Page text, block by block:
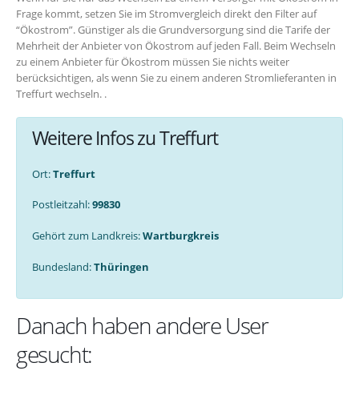
Frage kommt, setzen Sie im Stromvergleich direkt den Filter auf
“Ökostrom”. Günstiger als die Grundversorgung sind die Tarife der
Mehrheit der Anbieter von Ökostrom auf jeden Fall. Beim Wechseln
zu einem Anbieter für Ökostrom müssen Sie nichts weiter
berücksichtigen, als wenn Sie zu einem anderen Stromlieferanten in
Treffurt wechseln. .
Weitere Infos zu Treffurt
Ort:Treffurt
Postleitzahl:99830
Gehört zum Landkreis:Wartburgkreis
Bundesland:Thüringen
Danach haben andere User
gesucht: